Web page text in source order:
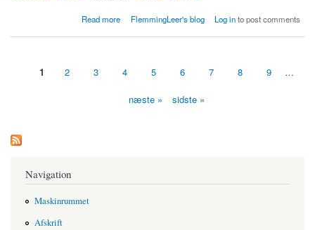
Read more
about 102.000 unge har idag enten depression, ensomhedsproblemer eller svære
FlemmingLeer's blog Log into post comments
1 2 3 4 5 6 7 8 9 …
næste » sidste »
Navigation
Maskinrummet
Afskrift